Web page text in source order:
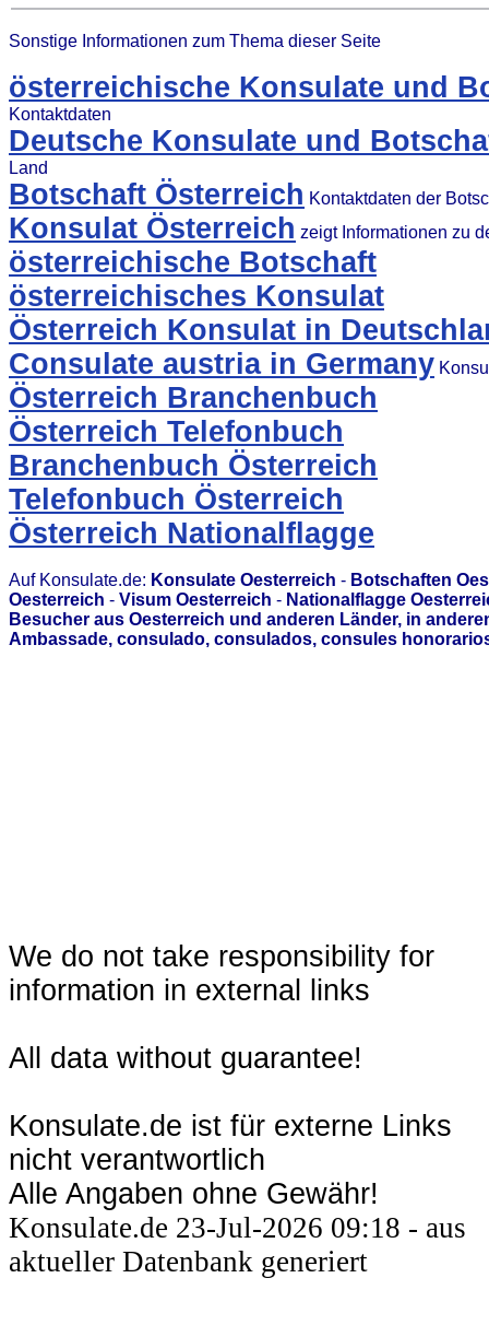
Sonstige Informationen zum Thema dieser Seite
österreichische Konsulate und
Kontaktdaten
Deutsche Konsulate und
Land
Botschaft Österreich Kontaktdaten der
Konsulat Österreich zeigt Informationen zu
österreichische Botschaft
österreichisches Konsulat
Österreich Konsulat in
Consulate austria in Germany
Österreich Branchenbuch
Österreich Telefonbuch
Branchenbuch Österreich
Telefonbuch Österreich
Österreich Nationalflagge
Auf Konsulate.de: Konsulate Oesterreich - Botschaften
Oesterreich - Visum Oesterreich - Nationalflagge
Besucher aus Oesterreich und anderen Länder, in
Ambassade, consulado, consulados, consules
We do not take responsibility for
information in external links
All data without guarantee!
Konsulate.de ist für externe Links
nicht verantwortlich
Alle Angaben ohne Gewähr!
Konsulate.de 23-Jul-2026 09:18 - aus
aktueller Datenbank generiert